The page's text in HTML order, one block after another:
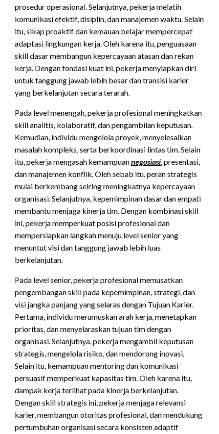
prosedur operasional. Selanjutnya, pekerja melatih
komunikasi efektif, disiplin, dan manajemen waktu. Selain
itu, sikap proaktif dan kemauan belajar mempercepat
adaptasi lingkungan kerja. Oleh karena itu, penguasaan
skill dasar membangun kepercayaan atasan dan rekan
kerja. Dengan fondasi kuat ini, pekerja menyiapkan diri
untuk tanggung jawab lebih besar dan transisi karier
yang berkelanjutan secara terarah.
Pada level menengah, pekerja profesional meningkatkan
skill analitis, kolaboratif, dan pengambilan keputusan.
Kemudian, individu mengelola proyek, menyelesaikan
masalah kompleks, serta berkoordinasi lintas tim. Selain
itu, pekerja mengasah kemampuannegosiasi, presentasi,
dan manajemen konflik. Oleh sebab itu, peran strategis
mulai berkembang seiring meningkatnya kepercayaan
organisasi. Selanjutnya, kepemimpinan dasar dan empati
membantu menjaga kinerja tim. Dengan kombinasi skill
ini, pekerja memperkuat posisi profesional dan
mempersiapkan langkah menuju level senior yang
menuntut visi dan tanggung jawab lebih luas
berkelanjutan.
Pada level senior, pekerja profesional memusatkan
pengembangan skill pada kepemimpinan, strategi, dan
visi jangka panjang yang selaras dengan Tujuan Karier.
Pertama, individu merumuskan arah kerja, menetapkan
prioritas, dan menyelaraskan tujuan tim dengan
organisasi. Selanjutnya, pekerja mengambil keputusan
strategis, mengelola risiko, dan mendorong inovasi.
Selain itu, kemampuan mentoring dan komunikasi
persuasif memperkuat kapasitas tim. Oleh karena itu,
dampak kerja terlihat pada kinerja berkelanjutan.
Dengan skill strategis ini, pekerja menjaga relevansi
karier, membangun otoritas profesional, dan mendukung
pertumbuhan organisasi secara konsisten adaptif